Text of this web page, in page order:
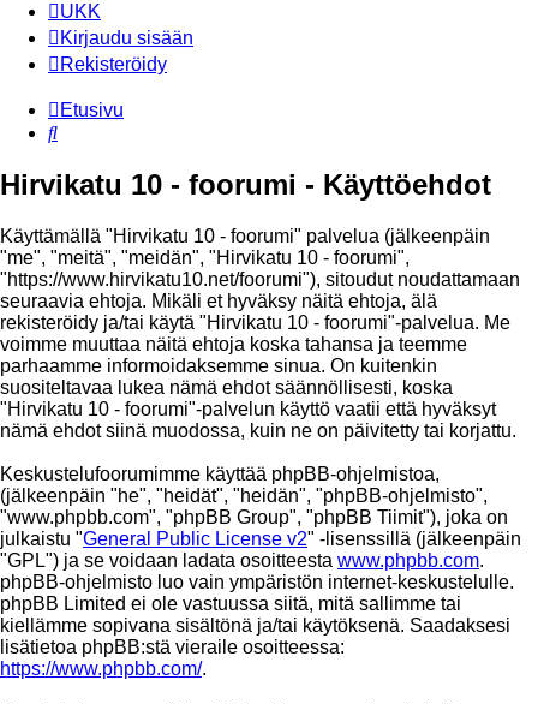
UKK
Kirjaudu sisään
Rekisteröidy
Etusivu
Etsi
Hirvikatu 10 - foorumi - Käyttöehdot
Käyttämällä "Hirvikatu 10 - foorumi" palvelua (jälkeenpäin
"me", "meitä", "meidän", "Hirvikatu 10 - foorumi",
"https://www.hirvikatu10.net/foorumi"), sitoudut noudattamaan
seuraavia ehtoja. Mikäli et hyväksy näitä ehtoja, älä
rekisteröidy ja/tai käytä "Hirvikatu 10 - foorumi"-palvelua. Me
voimme muuttaa näitä ehtoja koska tahansa ja teemme
parhaamme informoidaksemme sinua. On kuitenkin
suositeltavaa lukea nämä ehdot säännöllisesti, koska
"Hirvikatu 10 - foorumi"-palvelun käyttö vaatii että hyväksyt
nämä ehdot siinä muodossa, kuin ne on päivitetty tai korjattu.
Keskustelufoorumimme käyttää phpBB-ohjelmistoa,
(jälkeenpäin "he", "heidät", "heidän", "phpBB-ohjelmisto",
"www.phpbb.com", "phpBB Group", "phpBB Tiimit"), joka on
julkaistu "General Public License v2" -lisenssillä (jälkeenpäin
"GPL") ja se voidaan ladata osoitteesta www.phpbb.com.
phpBB-ohjelmisto luo vain ympäristön internet-keskustelulle.
phpBB Limited ei ole vastuussa siitä, mitä sallimme tai
kiellämme sopivana sisältönä ja/tai käytöksenä. Saadaksesi
lisätietoa phpBB:stä vieraile osoitteessa:
https://www.phpbb.com/.